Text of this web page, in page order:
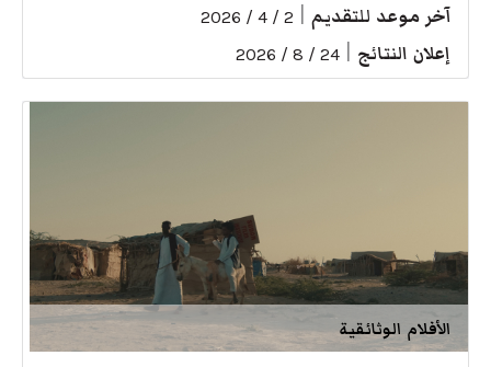
آخر موعد للتقديم 2 / 4 / 2026
إعلان النتائج 24 / 8 / 2026
الأفلام الوثائقية